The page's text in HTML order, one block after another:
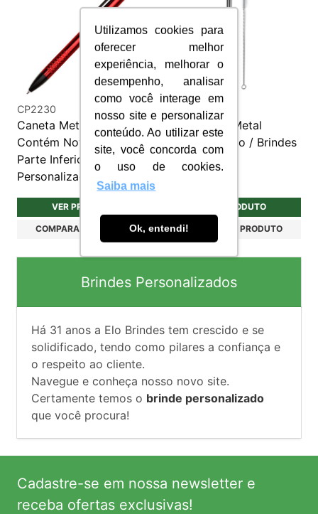
Utilizamos cookies para
oferecer melhor
experiência, melhorar o
desempenho, analisar
como você interage em
nosso site e personalizar
conteúdo. Ao utilizar este
site, você concorda com
o uso de cookies.
Saiba mais
Ok, entendi!
CP2230
Caneta Metálica
Contém Nove Anéis na
Parte Inferior
Personalizada
VER PRODUTO
COMPARAR PRODUTO
Canudo de Metal
Personalizado / Brindes
Ecológicos
VER PRODUTO
COMPARAR PRODUTO
Brindes Personalizados
Há 31 anos a Elo Brindes tem crescido e se
solidificado, tendo como pilares a confiança e
o respeito ao cliente.
Navegue e conheça nosso novo site.
Certamente temos o brinde personalizado
que você procura!
Cadastre-se em nossa newsletter e
receba ofertas exclusivas!